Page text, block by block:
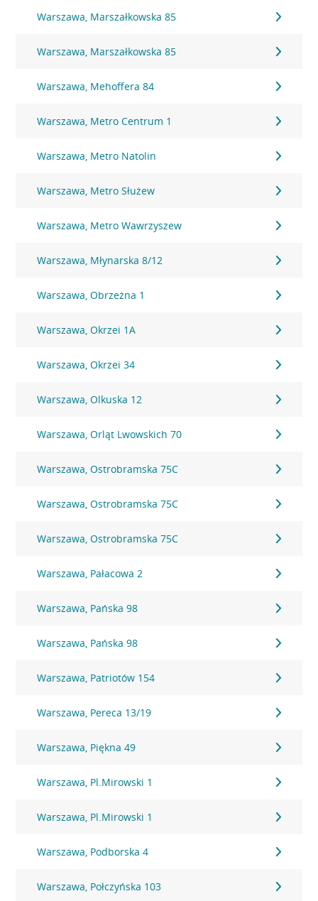
Warszawa, Marszałkowska 85
Warszawa, Marszałkowska 85
Warszawa, Mehoffera 84
Warszawa, Metro Centrum 1
Warszawa, Metro Natolin
Warszawa, Metro Służew
Warszawa, Metro Wawrzyszew
Warszawa, Młynarska 8/12
Warszawa, Obrzeżna 1
Warszawa, Okrzei 1A
Warszawa, Okrzei 34
Warszawa, Olkuska 12
Warszawa, Orląt Lwowskich 70
Warszawa, Ostrobramska 75C
Warszawa, Ostrobramska 75C
Warszawa, Ostrobramska 75C
Warszawa, Pałacowa 2
Warszawa, Pańska 98
Warszawa, Pańska 98
Warszawa, Patriotów 154
Warszawa, Pereca 13/19
Warszawa, Piękna 49
Warszawa, Pl.Mirowski 1
Warszawa, Pl.Mirowski 1
Warszawa, Podborska 4
Warszawa, Połczyńska 103